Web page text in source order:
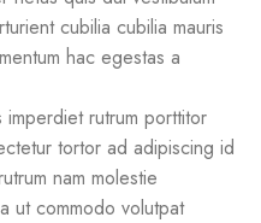
cubilia cubilia mauris
hac egestas a
rutrum porttitor
tortor ad adipiscing id
nam molestie
ut commodo volutpat